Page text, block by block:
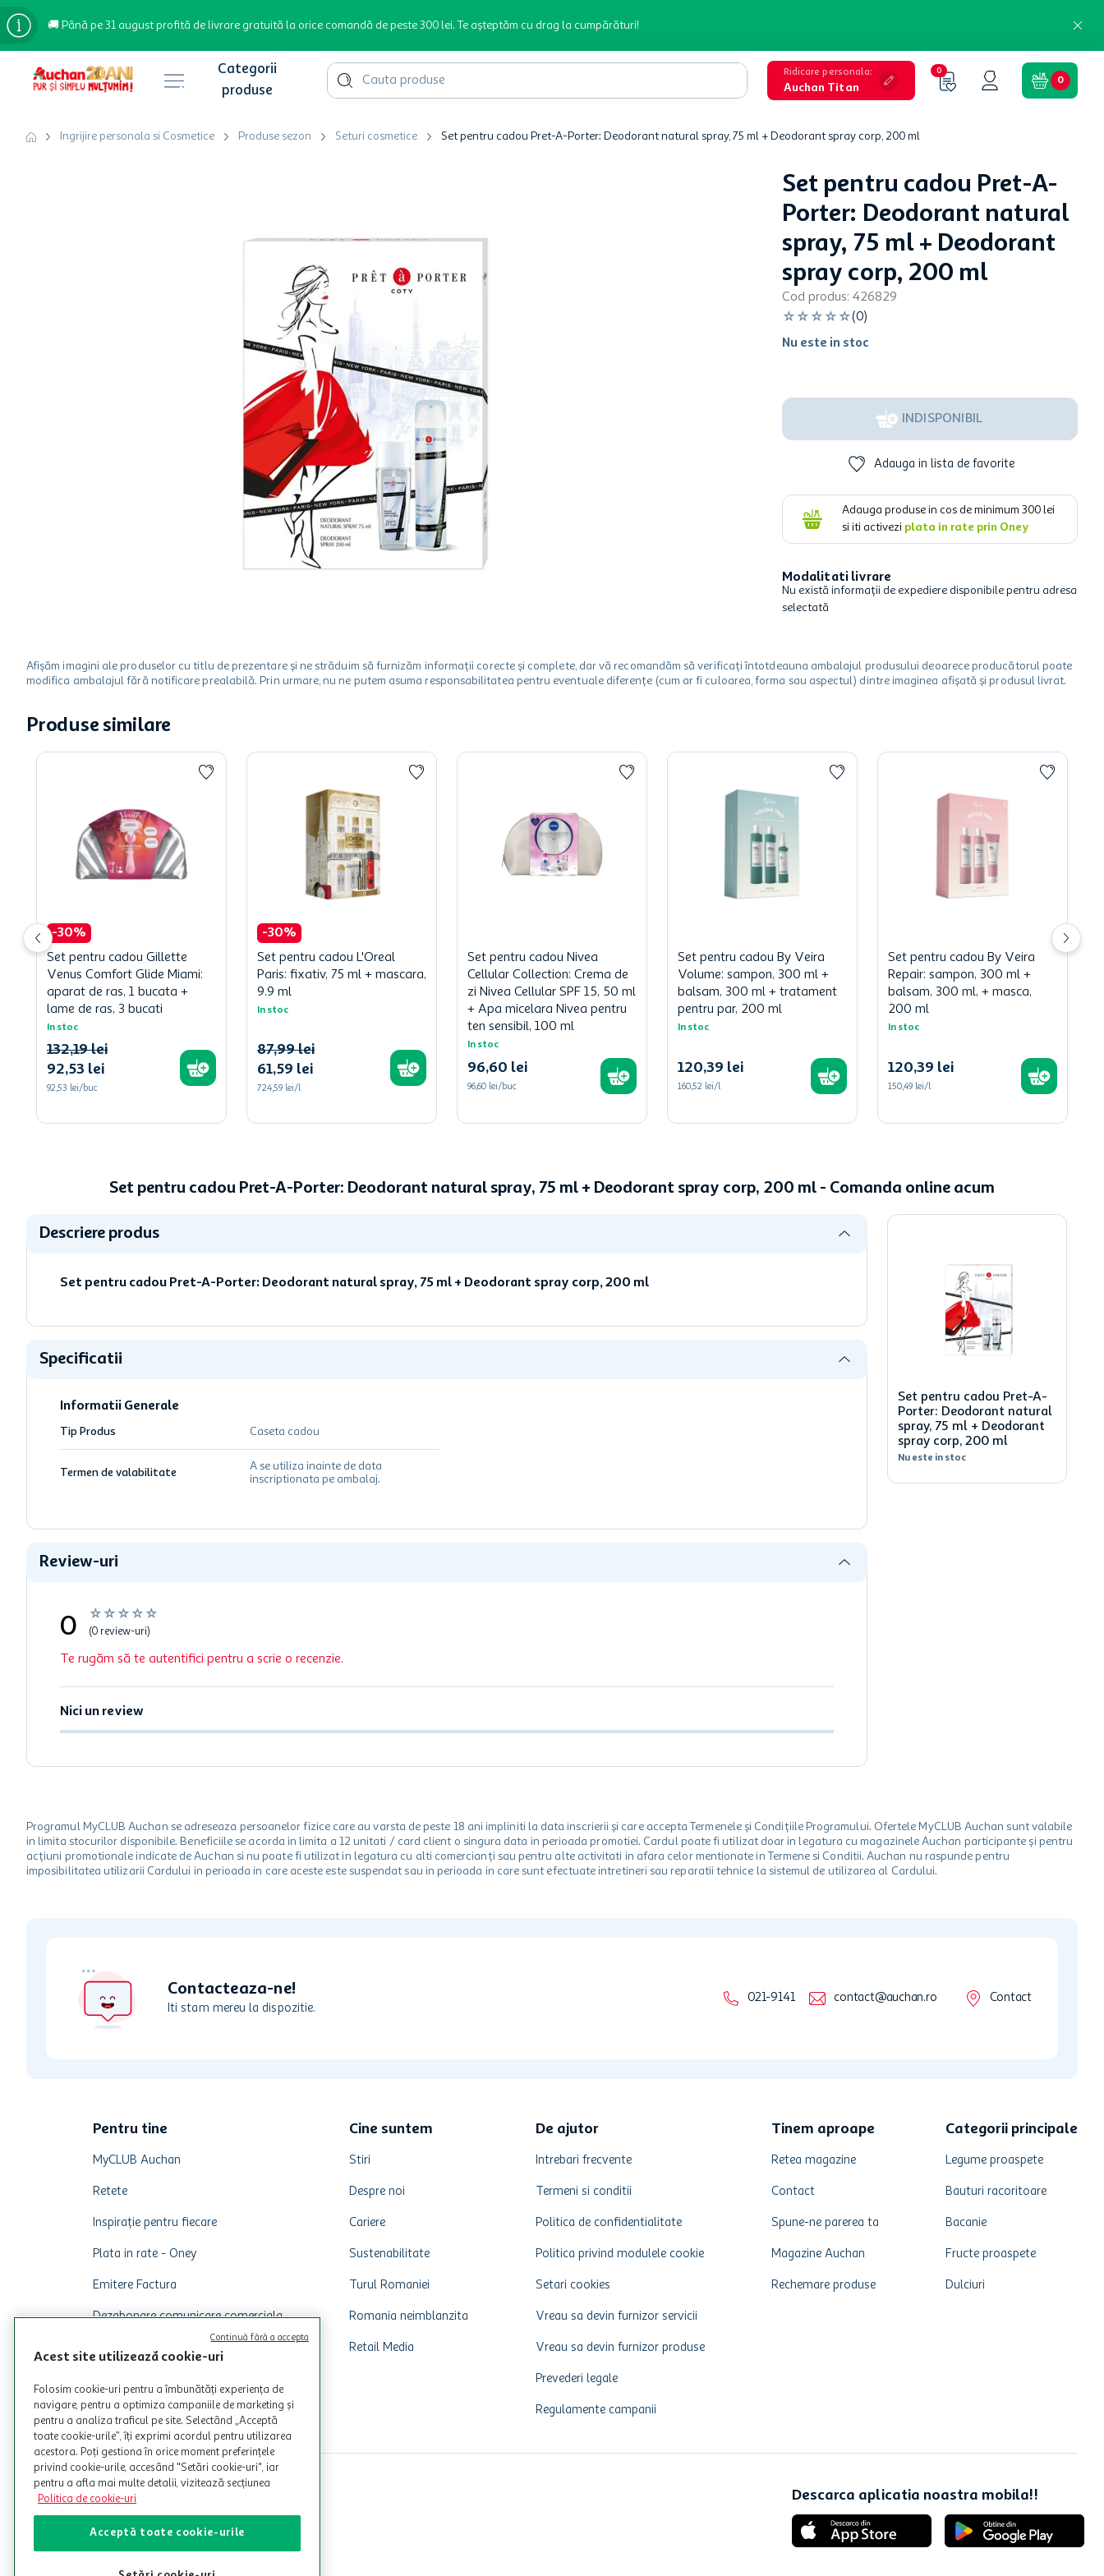
🚚 Până pe 31 august profită de livrare gratuită la orice comandă de peste 300 lei. Te așteptăm cu drag la cumpărături!
Cauta produse
garden star
ciocolata
Ridicare personala:
Auchan Titan
0
0
Ingrijire personala si Cosmetice Produse sezon Seturi cosmetice Set pentru cadou Pret-A-Porter: Deodorant natural spray, 75 ml + Deodorant spray corp, 200 ml
Set pentru cadou Pret-A-
Porter: Deodorant natural
spray, 75 ml + Deodorant
spray corp, 200 ml
Cod produs: 426829
☆ ☆ ☆ ☆ ☆(0)
Nu este in stoc
INDISPONIBIL
Adauga in lista de favorite
Adauga produse in cos de minimum 300 lei
si iti activezi plata in rate prin Oney
Modalitati livrare
Nu există informații de expediere disponibile pentru adresa
selectată
Afișăm imagini ale produselor cu titlu de prezentare și ne străduim să furnizăm informații corecte și complete, dar vă recomandăm să verificați întotdeauna ambalajul produsului deoarece producătorul poate
modifica ambalajul fără notificare prealabilă. Prin urmare, nu ne putem asuma responsabilitatea pentru eventuale diferențe (cum ar fi culoarea, forma sau aspectul) dintre imaginea afișată și produsul livrat.
Produse similare
-30%
Set pentru cadou Gillette
Venus Comfort Glide Miami:
aparat de ras, 1 bucata +
lame de ras, 3 bucati
In stoc
92,53 lei
132,19 lei
92,53 lei/buc
-30%
Set pentru cadou L'Oreal
Paris: fixativ, 75 ml + mascara,
9.9 ml
In stoc
61,59 lei
87,99 lei
724,59 lei/l
Set pentru cadou Nivea
Cellular Collection: Crema de
zi Nivea Cellular SPF 15, 50 ml
+ Apa micelara Nivea pentru
ten sensibil, 100 ml
In stoc
96,60 lei
96,60 lei/buc
Set pentru cadou By Veira
Volume: sampon, 300 ml +
balsam, 300 ml + tratament
pentru par, 200 ml
In stoc
120,39 lei
160,52 lei/l
Set pentru cadou By Veira
Repair: sampon, 300 ml +
balsam, 300 ml, + masca,
200 ml
In stoc
120,39 lei
150,49 lei/l
Set pentru cadou Pret-A-Porter: Deodorant natural spray, 75 ml + Deodorant spray corp, 200 ml - Comanda online acum
Descriere produs
Set pentru cadou Pret-A-Porter: Deodorant natural spray, 75 ml + Deodorant spray corp, 200 ml
Specificatii
Informatii Generale
Tip Produs Caseta cadou
Termen de valabilitate
A se utiliza inainte de data
inscriptionata pe ambalaj.
Review-uri
☆ ☆ ☆ ☆ ☆
0 (0 review-uri)
Te rugăm să te autentifici pentru a scrie o recenzie.
Nici un review
Set pentru cadou Pret-A-
Porter: Deodorant natural
spray, 75 ml + Deodorant
spray corp, 200 ml
Nu este in stoc
Programul MyCLUB Auchan se adreseaza persoanelor fizice care au varsta de peste 18 ani impliniti la data inscrierii și care accepta Termenele și Condițiile Programului. Ofertele MyCLUB Auchan sunt valabile
in limita stocurilor disponibile. Beneficiile se acorda in limita a 12 unitati / card client o singura data in perioada promotiei. Cardul poate fi utilizat doar in legatura cu magazinele Auchan participante și pentru
acțiuni promotionale indicate de Auchan si nu poate fi utilizat in legatura cu alti comercianți sau pentru alte activitati in afara celor mentionate in Termene si Conditii. Auchan nu raspunde pentru
imposibilitatea utilizarii Cardului in perioada in care aceste este suspendat sau in perioada in care sunt efectuate intretineri sau reparatii tehnice la sistemul de utilizarea al Cardului.
Contacteaza-ne!
Iti stam mereu la dispozitie.
021-9141 contact@auchan.ro Contact
Pentru tine
MyCLUB Auchan
Retete
Inspirație pentru fiecare
Plata in rate - Oney
Emitere Factura
Dezabonare comunicare comerciala
Cine suntem
Stiri
Despre noi
Cariere
Sustenabilitate
Turul Romaniei
Romania neimblanzita
Retail Media
De ajutor
Intrebari frecvente
Termeni si conditii
Politica de confidentialitate
Politica privind modulele cookie
Setari cookies
Vreau sa devin furnizor servicii
Vreau sa devin furnizor produse
Prevederi legale
Regulamente campanii
Tinem aproape
Retea magazine
Contact
Spune-ne parerea ta
Magazine Auchan
Rechemare produse
Categorii principale
Legume proaspete
Bauturi racoritoare
Bacanie
Fructe proaspete
Dulciuri
Descarca aplicatia noastra mobila!!
Acest site utilizează cookie-uri
Folosim cookie-uri pentru a îmbunătăți experiența de
navigare, pentru a optimiza campaniile de marketing și
pentru a analiza traficul pe site. Selectând „Acceptă
toate cookie-urile”, îți exprimi acordul pentru utilizarea
acestora. Poți gestiona în orice moment preferințele
privind cookie-urile, accesând "Setări cookie-uri", iar
pentru a afla mai multe detalii, vizitează secțiunea
Politica de cookie-uri
Acceptă toate cookie-urile
Continuă fără a accepta